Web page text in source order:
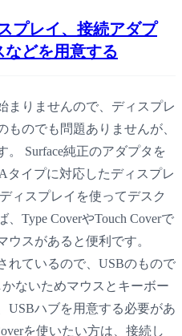
プレイ、接続アダプ
などを用意する
まりませんので、ディスプレ
のでも問題ありませんが、
Surface純正のアダプタを
イプに対応したディスプレ
ィスプレイを使ってデスク
Type CoverやTouch Coverで
スがあると便利です。
れているので、USBのもので
ないためマウスとキーボー
USBハブを用意する必要があ
を使いたい方は、接続し